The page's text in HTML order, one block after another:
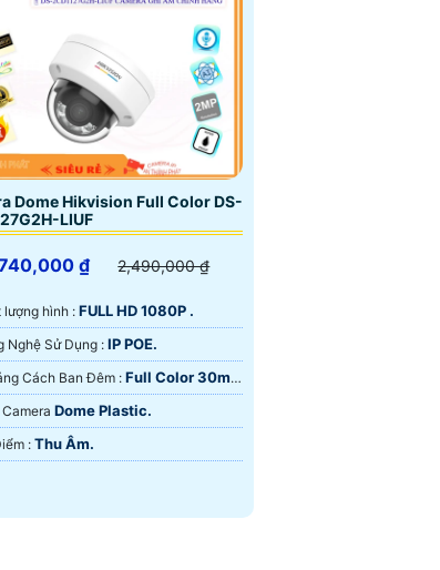
Dome Hikvision Full Color DS-
LIUF
₫ 2,490,000 ₫
lượng hình :FULL HD 1080P .
🏆 Công Nghệ Sử Dụng :IP POE.
🔦 Khoảng Cách Ban Đêm :Full Color 30m
Ban Ðêm.
CameraDome Plastic.
️💠 Ưu Điểm :Thu Âm.